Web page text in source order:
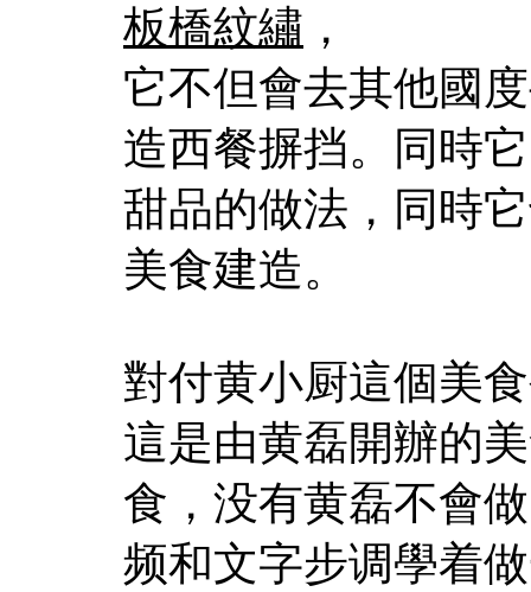
板橋紋繡 ，
它不但會去其他國
造西餐摒挡。同時
甜品的做法，同時
美食建造。
對付黄小厨這個美
這是由黄磊開辦的
食，没有黄磊不會
频和文字步调學着